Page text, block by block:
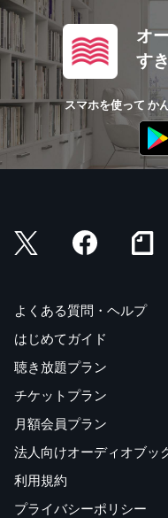
オ
す
スマホを使って か
よくある質問・ヘルプ
はじめてガイド
聴き放題プラン
チケットプラン
月額会員プラン
法人向けオーディオブッ
利用規約
プライバシーポリシー